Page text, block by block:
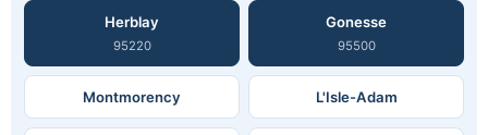
Herblay
95220
Gonesse
95500
Montmorency L'Isle-Adam